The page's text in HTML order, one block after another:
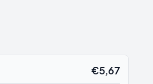
€5,67